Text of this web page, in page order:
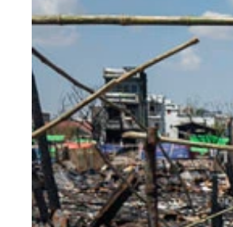
プレアビヒア寺院の一番奥
プレアビヒア寺院は5つの塔
寺院は静けさを保っている
9世紀頃に建設された「プ
観光客が激減し、シャッタ
見通しの良い場所から双眼
プレアビヒア寺院周辺、緊
タイ側からプレアビヒア寺
カンボジア西部にあるポイ
プレアビヒア寺院の中で祈